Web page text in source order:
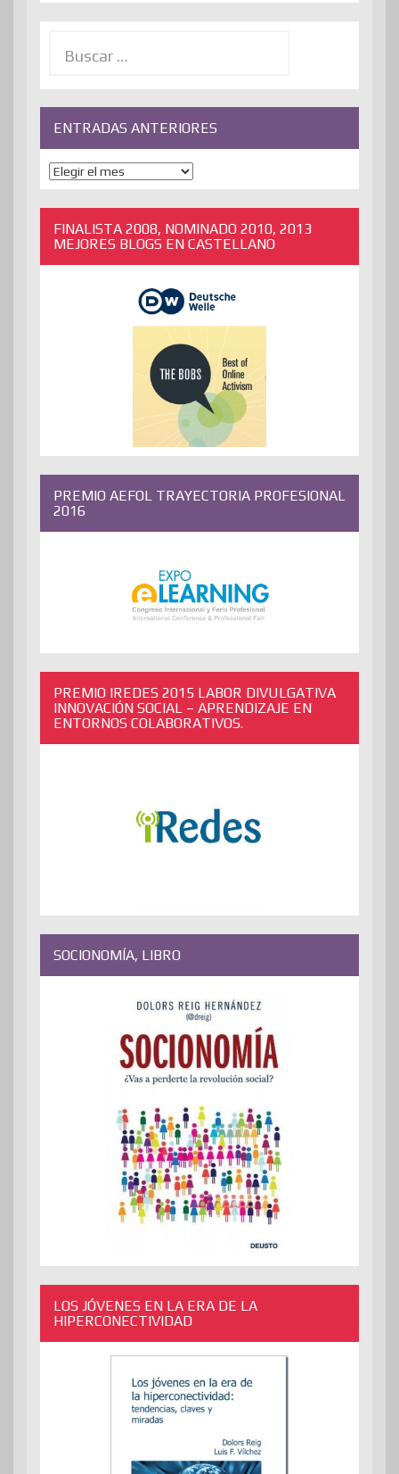
ENTRADAS ANTERIORES
ENTRADAS
ANTERIORES
FINALISTA 2008, NOMINADO 2010, 2013
MEJORES BLOGS EN CASTELLANO
PREMIO AEFOL TRAYECTORIA PROFESIONAL
2016
PREMIO IREDES 2015 LABOR DIVULGATIVA
INNOVACIÓN SOCIAL – APRENDIZAJE EN
ENTORNOS COLABORATIVOS.
SOCIONOMÍA, LIBRO
LOS JÓVENES EN LA ERA DE LA
HIPERCONECTIVIDAD